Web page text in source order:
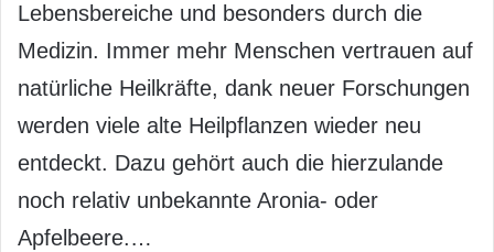
Lebensbereiche und besonders durch die
Medizin. Immer mehr Menschen vertrauen auf
natürliche Heilkräfte, dank neuer Forschungen
werden viele alte Heilpflanzen wieder neu
entdeckt. Dazu gehört auch die hierzulande
noch relativ unbekannte Aronia- oder
Apfelbeere.…